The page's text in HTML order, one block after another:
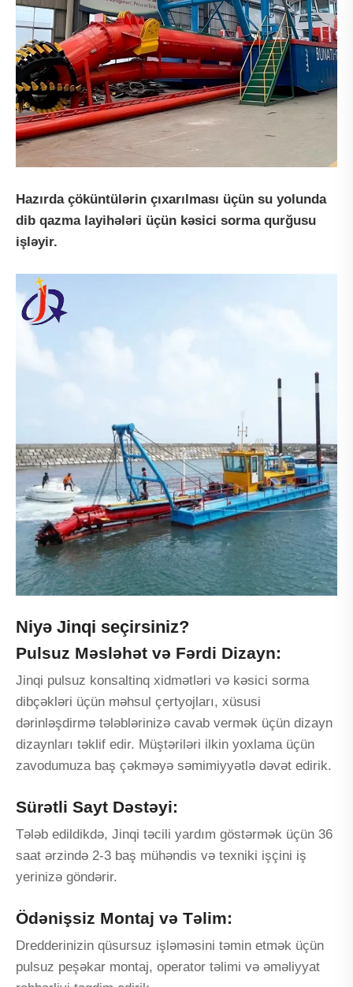
Hazırda çöküntülərin çıxarılması üçün su yolunda
dib qazma layihələri üçün kəsici sorma qurğusu
işləyir.
Niyə Jinqi seçirsiniz?
Pulsuz Məsləhət və Fərdi Dizayn:
Jinqi pulsuz konsaltinq xidmətləri və kəsici sorma
dibçəkləri üçün məhsul çertyojları, xüsusi
dərinləşdirmə tələblərinizə cavab vermək üçün dizayn
dizaynları təklif edir. Müştəriləri ilkin yoxlama üçün
zavodumuza baş çəkməyə səmimiyyətlə dəvət edirik.
Sürətli Sayt Dəstəyi:
Tələb edildikdə, Jinqi təcili yardım göstərmək üçün 36
saat ərzində 2-3 baş mühəndis və texniki işçini iş
yerinizə göndərir.
Ödənişsiz Montaj və Təlim:
Dredderinizin qüsursuz işləməsini təmin etmək üçün
pulsuz peşəkar montaj, operator təlimi və əməliyyat